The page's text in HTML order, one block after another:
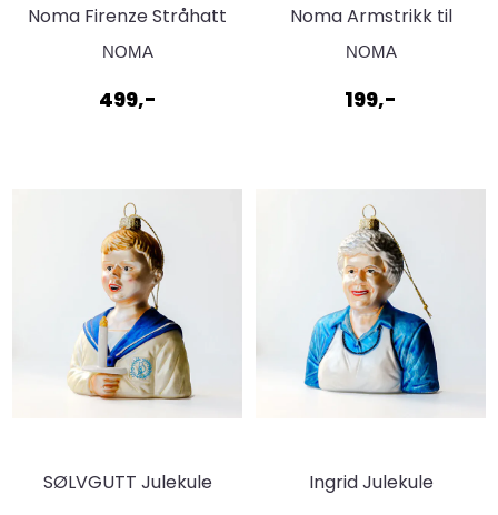
Noma Firenze Stråhatt
med bånd. Natur/Hvit
NOMA
499,-
Noma Armstrikk til
skjorter og større
NOMA
199,-
SØLVGUTT Julekule Ingrid Julekule